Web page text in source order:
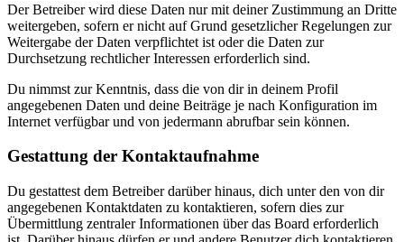
Der Betreiber wird diese Daten nur mit deiner Zustimmung an Dritte
weitergeben, sofern er nicht auf Grund gesetzlicher Regelungen zur
Weitergabe der Daten verpflichtet ist oder die Daten zur
Durchsetzung rechtlicher Interessen erforderlich sind.
Du nimmst zur Kenntnis, dass die von dir in deinem Profil
angegebenen Daten und deine Beiträge je nach Konfiguration im
Internet verfügbar und von jedermann abrufbar sein können.
Gestattung der Kontaktaufnahme
Du gestattest dem Betreiber darüber hinaus, dich unter den von dir
angegebenen Kontaktdaten zu kontaktieren, sofern dies zur
Übermittlung zentraler Informationen über das Board erforderlich